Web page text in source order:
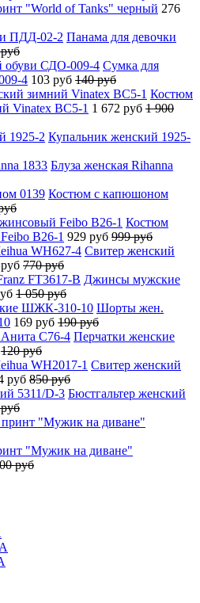
"World of Tanks" черный 276
Панама для девочки
Сумка для
4 103 руб 140 руб
Костюм
Vinatex BC5-1 1 672 руб 1 900
Купальник женский 1925-
Блуза женская Rihanna
Костюм с капюшоном
Костюм
B26-1 929 руб 999 руб
Свитер женский
770 руб
Джинсы мужские
1 050 руб
Шорты жен.
169 руб 190 руб
Перчатки женские
120 руб
Свитер женский
руб 850 руб
Бюстгальтер женский
"Мужик на диване"
руб